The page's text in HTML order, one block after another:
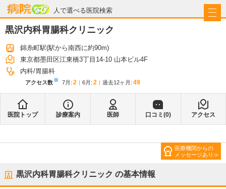
人で選べる医院検索
病院なび
黒沢内科胃腸科クリニック
錦糸町駅(駅から南西に約90m)
東京都墨田区江東橋3丁目14-10 山本ビル4F
内科 胃腸科
アクセス数※ 7月 : 2 6月 : 2 過去12ヶ月: 49
医院トップ 診療案内 医師 口コミ(0) アクセス
医療機関からの
メッセージあり
黒沢内科胃腸科クリニック の基本情報